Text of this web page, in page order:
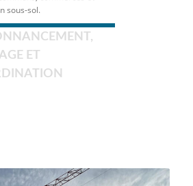
sous-sol.
ET